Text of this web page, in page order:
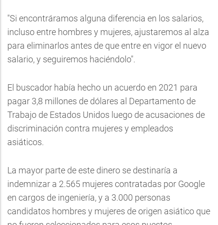
"Si encontráramos alguna diferencia en los salarios,
incluso entre hombres y mujeres, ajustaremos al alza
para eliminarlos antes de que entre en vigor el nuevo
salario, y seguiremos haciéndolo".
El buscador había hecho un acuerdo en 2021 para
pagar 3,8 millones de dólares al Departamento de
Trabajo de Estados Unidos luego de acusaciones de
discriminación contra mujeres y empleados
asiáticos.
La mayor parte de este dinero se destinaría a
indemnizar a 2.565 mujeres contratadas por Google
en cargos de ingeniería, y a 3.000 personas
candidatos hombres y mujeres de origen asiático que